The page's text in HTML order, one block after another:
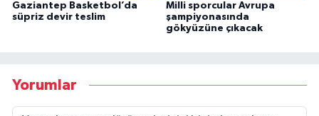
Gaziantep Basketbol’da
süpriz devir teslim
Milli sporcular Avrupa
şampiyonasında
gökyüzüne çıkacak
Yorumlar